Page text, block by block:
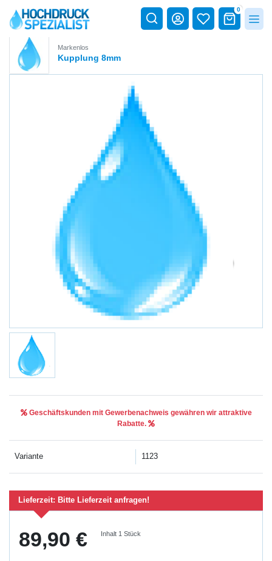
0
Markenlos
Kupplung 8mm
Geschäftskunden mit Gewerbenachweis gewähren wir attraktive
Rabatte.
Variante 1123
Lieferzeit: Bitte Lieferzeit anfragen!
89,90 € Inhalt 1Stück